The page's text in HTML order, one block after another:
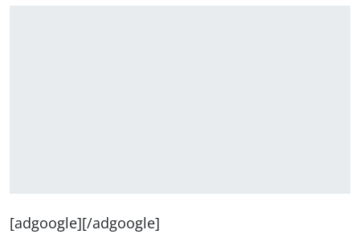
[adgoogle][/adgoogle]